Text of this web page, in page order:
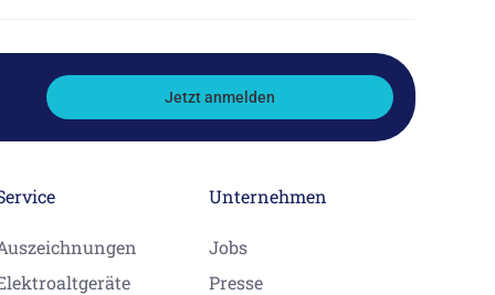
Jetzt anmelden
Unternehmen
Jobs
Presse